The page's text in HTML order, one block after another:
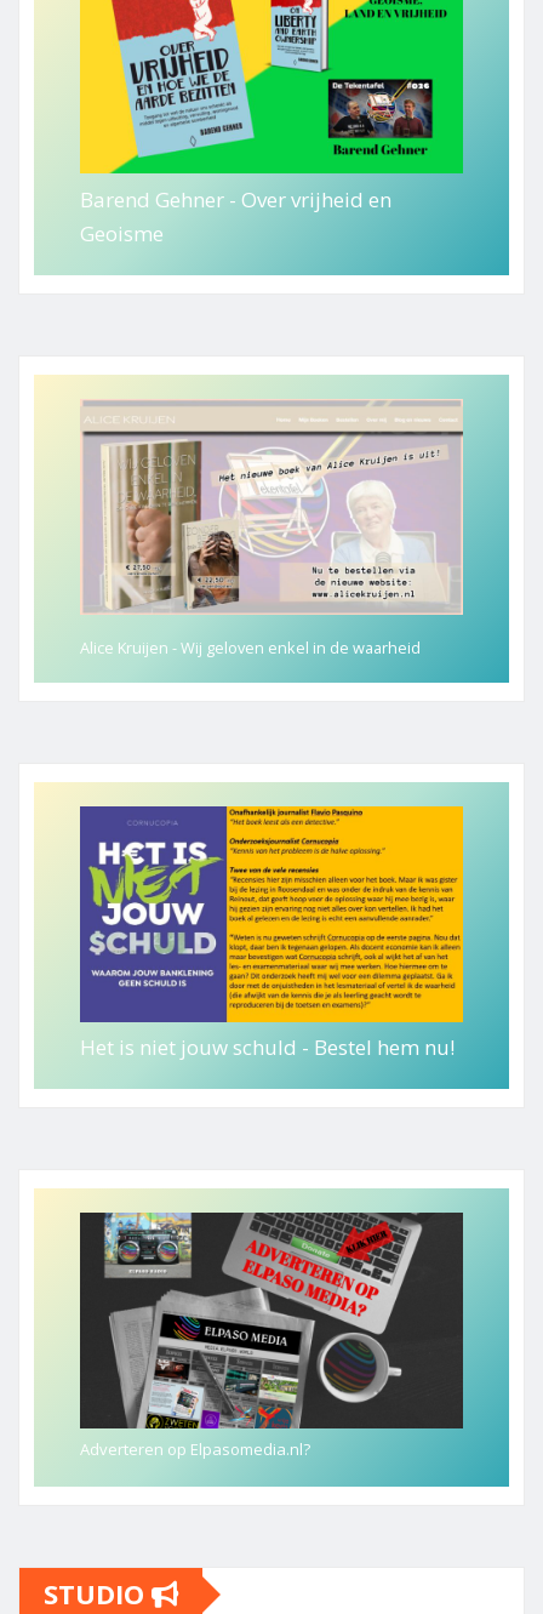
Barend Gehner - Over vrijheid en
Geoisme
Alice Kruijen - Wij geloven enkel in de waarheid
Het is niet jouw schuld - Bestel hem nu!
Adverteren op Elpasomedia.nl?
STUDIO